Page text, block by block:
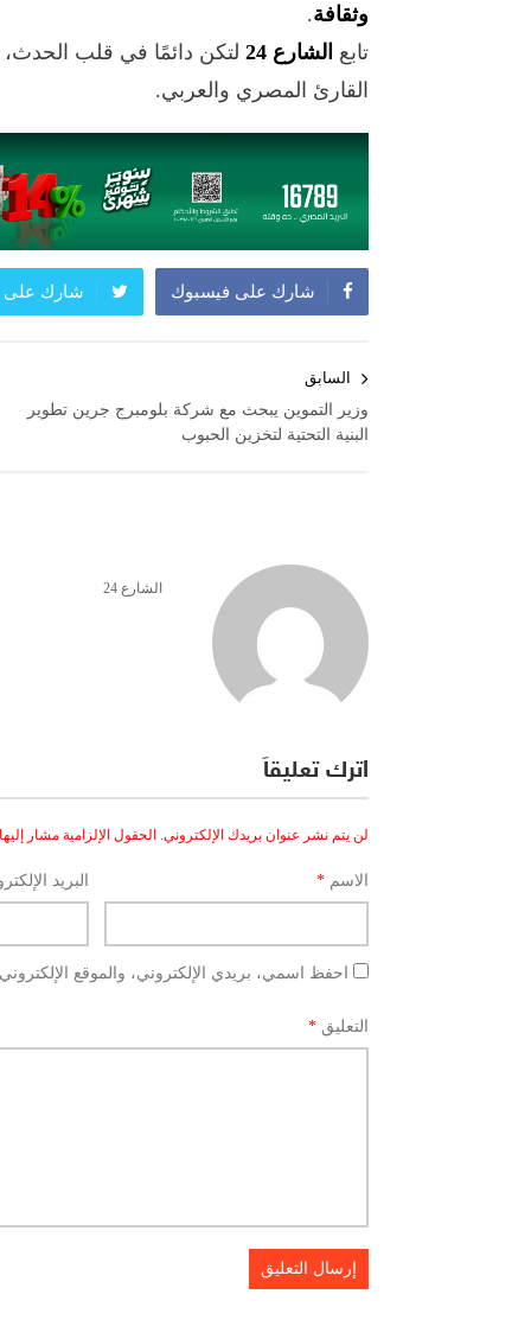
وثقافة.
تابع الشارع 24
لتكن دائمًا في قلب
القارئ المصري والعربي.
شارك على فيسبوك شارك على
المقالات
السابق
وزير التموين يبحث مع شركة بلومبرج جرين تطوير
البنية التحتية لتخزين الحبوب
الشارع 24
اترك تعليقاً
لن يتم نشر عنوان بريدك الإلكتروني. الحقول الإلزامية مشار
الاسم * البريد
احفظ اسمي، بريدي الإلكتروني، والموقع
التعليق *